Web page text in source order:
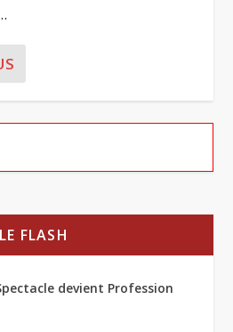
LE FLASH
devient Profession